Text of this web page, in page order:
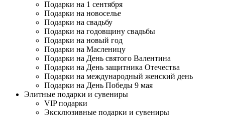
Подарки на 1 сентября
Подарки на новоселье
Подарки на свадьбу
Подарки на годовщину свадьбы
Подарки на новый год
Подарки на Масленицу
Подарки на День святого Валентина
Подарки на День защитника Отечества
Подарки на международный женский день
Подарки на День Победы 9 мая
Элитные подарки и сувениры
VIP подарки
Эксклюзивные подарки и сувениры